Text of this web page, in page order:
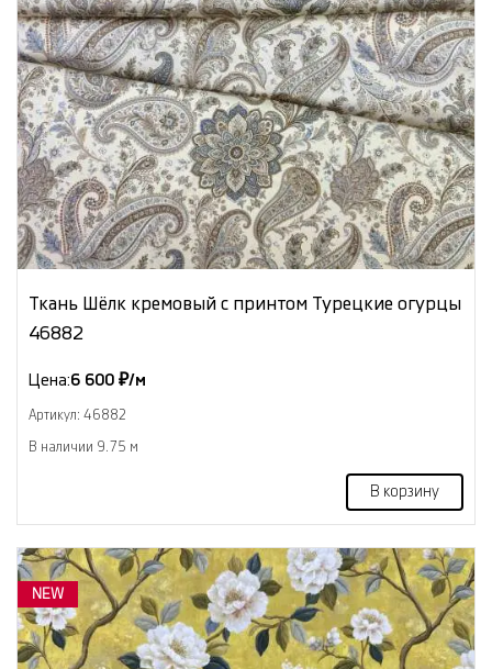
Ткань Шёлк кремовый с принтом Турецкие огурцы
46882
Цена:6 600 ₽/м
Артикул: 46882
В наличии 9.75 м
В корзину
NEW